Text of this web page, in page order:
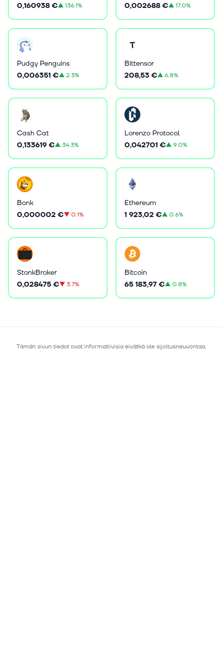
0,160938 €▲136.1% 0,002688 €▲17.0%
Pudgy Penguins
0,006351 €▲2.3%
Bittensor
208,53 €▲6.8%
Cash Cat
0,133619 €▲34.3%
Lorenzo Protocol
0,042701 €▲9.0%
Bonk
0,000002 €▼0.1%
Ethereum
1 923,02 €▲0.6%
StonkBroker
0,028475 €▼3.7%
Bitcoin
65 183,97 €▲0.8%
Tämän sivun tiedot ovat informatiivisia eivätkä ole sijoitusneuvontaa.